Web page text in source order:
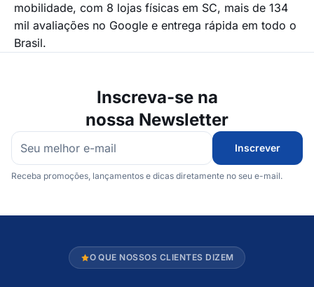
mobilidade, com 8 lojas físicas em SC, mais de 134
mil avaliações no Google e entrega rápida em todo o
Brasil.
Inscreva-se na
nossa Newsletter
Inscrever
Receba promoções, lançamentos e dicas diretamente no seu e-mail.
O QUE NOSSOS CLIENTES DIZEM